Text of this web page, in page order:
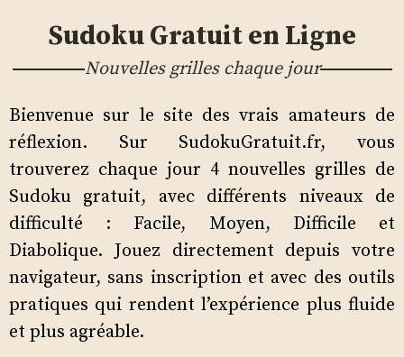
Sudoku Gratuit en Ligne
Nouvelles grilles chaque jour
Bienvenue sur le site des vrais amateurs de
réflexion. Sur SudokuGratuit.fr, vous
trouverez chaque jour 4 nouvelles grilles de
Sudoku gratuit, avec différents niveaux de
difficulté : Facile, Moyen, Difficile et
Diabolique. Jouez directement depuis votre
navigateur, sans inscription et avec des outils
pratiques qui rendent l’expérience plus fluide
et plus agréable.